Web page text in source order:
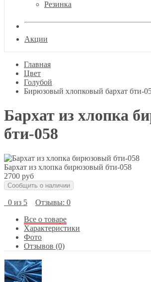
Резинка
Акции
Главная
Цвет
Голубой
Бирюзовый хлопковый бархат бти-
Бархат из хлопка
бти-058
Бархат из хлопка бирюзовый бти-058
2700 руб
Сообщить о наличии
0 из 5
Отзывы: 0
Все о товаре
Характеристики
Фото
Отзывов (0)